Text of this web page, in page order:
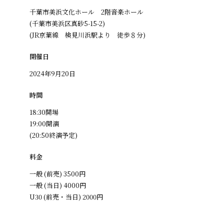
千葉市美浜文化ホール 2階音楽ホール
(千葉市美浜区真砂5-15-2)
(JR京葉線 検見川浜駅より 徒歩８分)
開催日
2024年9月20日
時間
18:30開場
19:00開演
(20:50終演予定)
料金
一般 (前売) 3500円
一般 (当日) 4000円
U30 (前売・当日) 2000円